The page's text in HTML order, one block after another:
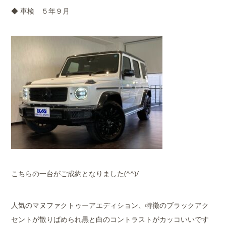
◆ 車検 ５年９月
こちらの一台がご成約となりました(^^)/
人気のマヌファクトゥーアエディション、特徴のブラックアク
セントが散りばめられ黒と白のコントラストがカッコいいです